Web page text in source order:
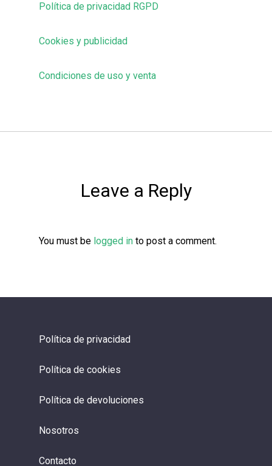
Política de privacidad RGPD
Cookies y publicidad
Condiciones de uso y venta
Leave a Reply
You must be logged in to post a comment.
Política de privacidad
Política de cookies
Política de devoluciones
Nosotros
Contacto